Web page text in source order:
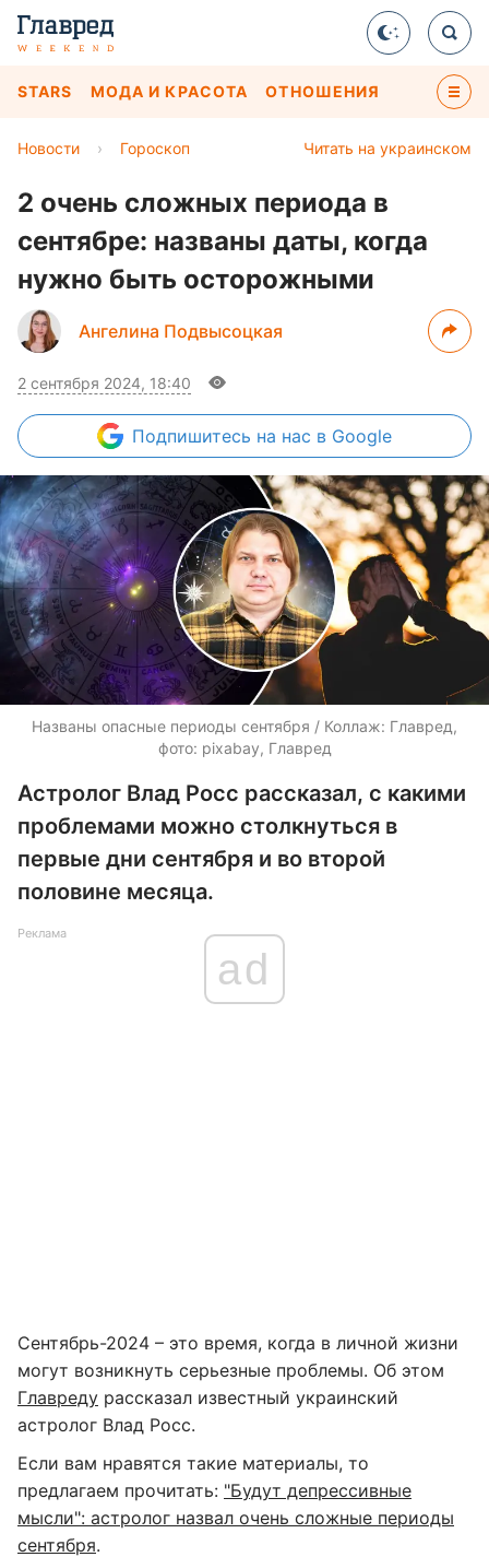
STARS МОДА И КРАСОТА ОТНОШЕНИЯ
Читать на украинском
Новости › Гороскоп
2 очень сложных периода в
сентябре: названы даты, когда
нужно быть осторожными
Ангелина Подвысоцкая
2 сентября 2024, 18:40
Подпишитесь на нас в Google
Названы опасные периоды сентября / Коллаж: Главред,
фото: pixabay, Главред
Астролог Влад Росс рассказал, с какими
проблемами можно столкнуться в
первые дни сентября и во второй
половине месяца.
Реклама
ad
Сентябрь-2024 – это время, когда в личной жизни
могут возникнуть серьезные проблемы. Об этом
Главреду рассказал известный украинский
астролог Влад Росс.
Если вам нравятся такие материалы, то
предлагаем прочитать: "Будут депрессивные
мысли": астролог назвал очень сложные периоды
сентября.